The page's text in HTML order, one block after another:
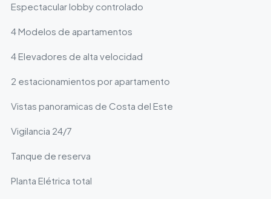
Espectacular lobby controlado
4 Modelos de apartamentos
4 Elevadores de alta velocidad
2 estacionamientos por apartamento
Vistas panoramicas de Costa del Este
Vigilancia 24/7
Tanque de reserva
Planta Elétrica total